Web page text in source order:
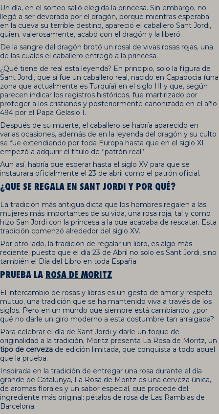
Un día, en el sorteo salió elegida la princesa. Sin embargo, no
llegó a ser devorada por el dragón, porque mientras esperaba
en la cueva su terrible destino, apareció el caballero Sant Jordi,
quien, valerosamente, acabó con el dragón y la liberó.
De la sangre del dragón brotó un rosal de vivas rosas rojas, una
de las cuales el caballero entregó a la princesa.
¿Qué tiene de real esta leyenda? En principio, solo la figura de
Sant Jordi, que sí fue un caballero real, nacido en Capadocia (una
zona que actualmente es Turquía) en el siglo III y que, según
parecen indicar los registros históricos, fue martirizado por
proteger a los cristianos y posteriormente canonizado en el año
494 por el Papa Gelasio I.
Después de su muerte, el caballero se habría aparecido en
varias ocasiones, además de en la leyenda del dragón y su culto
se fue extendiendo por toda Europa hasta que en el siglo XI
empezó a adquirir el título de “patrón real”.
Aun así, habría que esperar hasta el siglo XV para que se
instaurara oficialmente el 23 de abril como el patrón oficial.
¿QUE SE REGALA EN SANT JORDI Y POR QUÉ?
La tradición más antigua dicta que los hombres regalen a las
mujeres más importantes de su vida, una rosa roja, tal y como
hizo San Jordi con la princesa a la que acababa de rescatar. Esta
tradición comenzó alrededor del siglo XV.
Por otro lado, la tradición de regalar un libro, es algo más
reciente, puesto que el día 23 de Abril no solo es Sant Jordi, sino
también el Día del Libro en toda España.
PRUEBA LA ROSA DE MORITZ
El intercambio de rosas y libros es un gesto de amor y respeto
mutuo, una tradición que se ha mantenido viva a través de los
siglos. Pero en un mundo que siempre está cambiando, ¿por
qué no darle un giro moderno a esta costumbre tan arraigada?
Para celebrar el día de Sant Jordi y darle un toque de
originalidad a la tradición, Moritz presenta La Rosa de Moritz, un
tipo de cerveza de edición limitada, que conquista a todo aquel
que la prueba.
Inspirada en la tradición de entregar una rosa durante el día
grande de Catalunya, La Rosa de Moritz es una cerveza única,
de aromas florales y un sabor especial, que procede del
ingrediente más original: pétalos de rosa de Las Ramblas de
Barcelona.